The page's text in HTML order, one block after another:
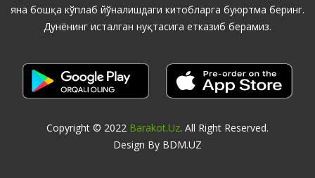
яна бошқа кўплаб йўналишдаги китобларга буюртма беринг.
Дунёнинг исталган нуқтасига етказиб берамиз.
Copyright © 2022 Barakot.uz. All Right Reserved.
Design By BDM.UZ